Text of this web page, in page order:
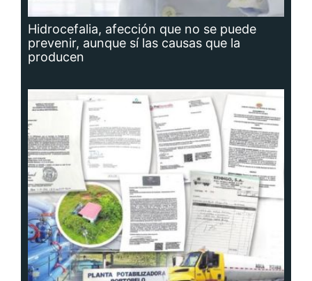
Hidrocefalia, afección que no se puede
prevenir, aunque sí las causas que la
producen